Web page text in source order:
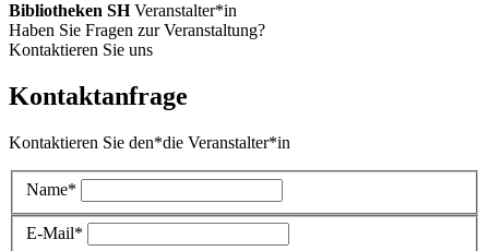
Bibliotheken SHVeranstalter*in
Haben Sie Fragen zur Veranstaltung?
Kontaktieren Sie uns
Kontaktanfrage
Kontaktieren Sie den*die Veranstalter*in
Name*
E-Mail*